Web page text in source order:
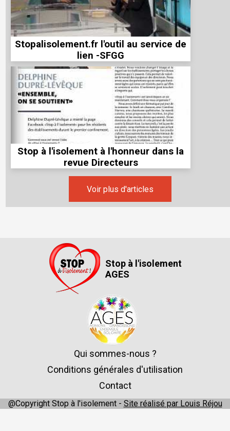
Stopalisolement.fr l'outil au service de
lien -SFGG
Stop à l'isolement à l'honneur dans la
revue Directeurs
Voir plus d'articles
Stop à l'isolement
AGES
Qui sommes-nous ?
Conditions générales d'utilisation
Contact
@Copyright Stop à l'isolement - Site réalisé par Louis Réjou